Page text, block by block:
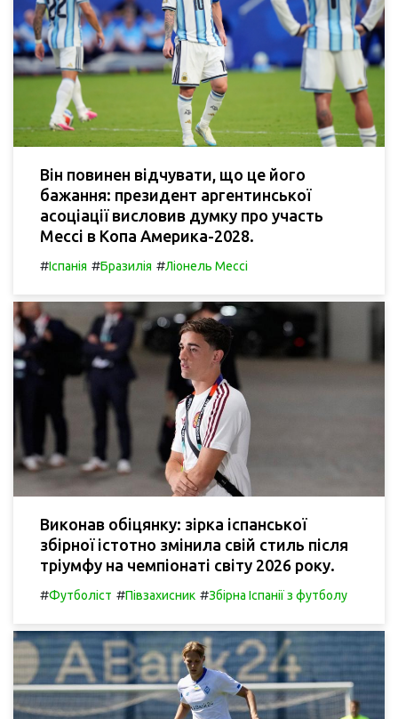
Він повинен відчувати, що це його
бажання: президент аргентинської
асоціації висловив думку про участь
Мессі в Копа Америка-2028.
#Іспанія #Бразилія #Ліонель Мессі
Виконав обіцянку: зірка іспанської
збірної істотно змінила свій стиль після
тріумфу на чемпіонаті світу 2026 року.
#Футболіст #Півзахисник #Збірна Іспанії з футболу